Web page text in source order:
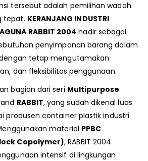
tersebut adalah pemilihan wadah
tepat. KERANJANG INDUSTRI
RABBIT 2004 hadir sebagai
penyimpanan barang dalam
tetap mengutamakan
dan fleksibilitas penggunaan.
bagian dari seri Multipurpose
RABBIT, yang sudah dikenal luas
produsen container plastik industri
material PPBC
Copolymer), RABBIT 2004
intensif di lingkungan